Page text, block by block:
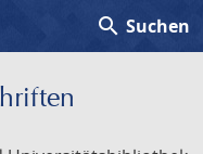
search Suchen